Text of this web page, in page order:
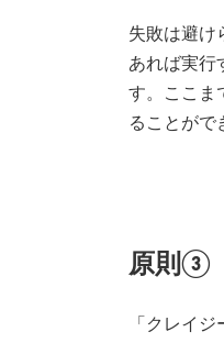
失敗は避け
あれば実行
す。ここま
ることがで
原則③
「クレイ